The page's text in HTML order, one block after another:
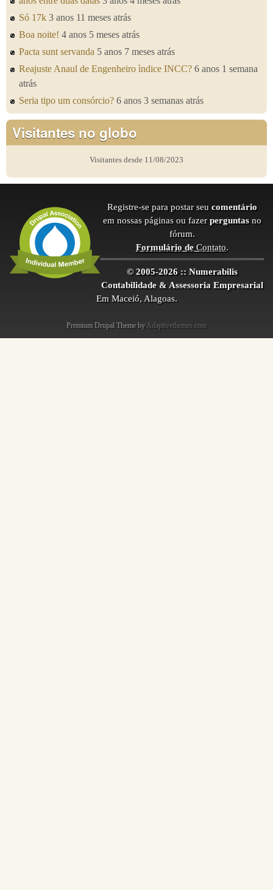
Só 17k 3 anos 11 meses atrás
Boa noite! 4 anos 5 meses atrás
Pacta sunt servanda 5 anos 7 meses atrás
Reajuste Anaul de Engenheiro ìndice INCC? 6 anos 1 semana
atrás
Seria tipo um consórcio? 6 anos 3 semanas atrás
Visitantes no globo
Visitantes desde 11/08/2023
Registre-se para postar seu comentário
em nossas páginas ou fazer perguntas no
fórum.
Formulário deContato.
© 2005-2026 :: Numerabilis
Contabilidade & Assessoria Empresarial
Em Maceió, Alagoas.
Premium Drupal Theme by Adaptivethemes.com